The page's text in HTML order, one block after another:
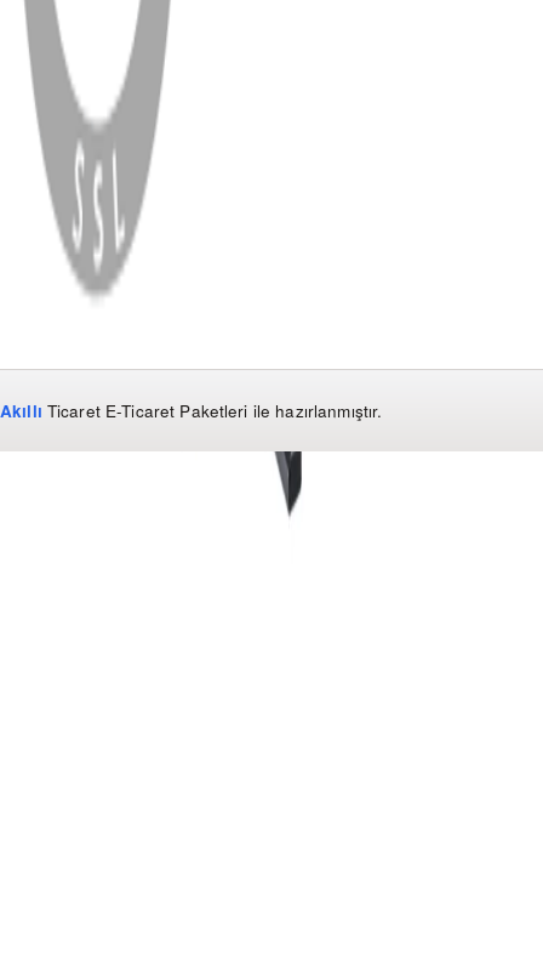
WhatsApp Facebook
Copyright
2026 Dükkan Hifi
Akıllı Ticaret E-Ticaret Paketleri ile hazırlanmıştır.